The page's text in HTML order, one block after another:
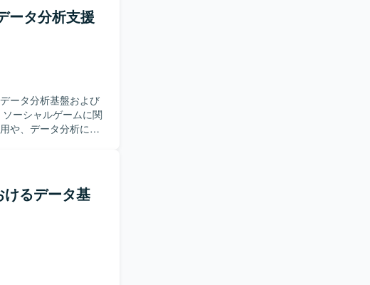
ただきます。定性
脈を理解した分析が
にAIがディスカッ
を支援する機能の
タ基盤の構築から
ム・ユーザー企業と
。 【求める
らデータモデルを設
、ユーザー価値を重
ドユーザー視点でダ
用やナレッジ基盤
契約実績がある環
ることができま
タエンジニアリン
フラストラクチャは
ータ分析支援
ータ分析基盤および
や、データ分析に関
が望ましいです。
ら、分析基盤やツー
タ分析の上流から下
。 【開発環
ラウド環境上でのバ
Actions、プロジ
るデータ基